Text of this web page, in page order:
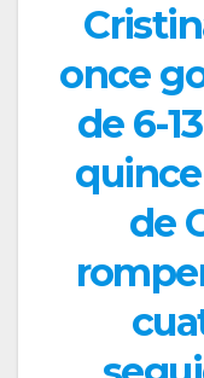
once
de 6-
de